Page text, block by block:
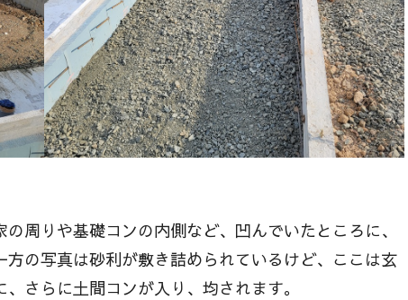
周りや基礎コンの内側など、凹んでいたところに、
の写真は砂利が敷き詰められているけど、ここは玄
さらに土間コンが入り、均されます。